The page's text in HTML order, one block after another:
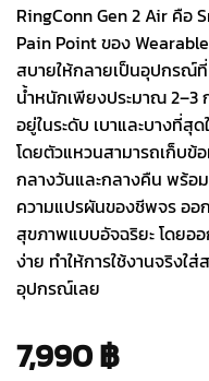
RingConn Gen 2 Air คือ
Pain Point ของ
สบายให้กลายเป็นอุปกรณ์
น้ำหนักเพียงประมาณ 2–3
อยู่ในระดับ เบาและบางที่
โดยตัวแหวนสามารถเก็บ
กลางวันและกลางคืน พร้อ
ความแปรผันของชีพจร ออ
สุขภาพแบบอัจฉริยะ โดยออ
ง่าย ทำให้การใช้งานจริง
อุปกรณ์เลย
7,990฿